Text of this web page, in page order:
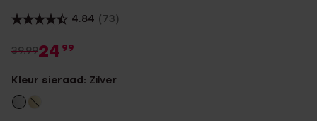
4.84 (73)
39.9924 99
Kleur sieraad: Zilver